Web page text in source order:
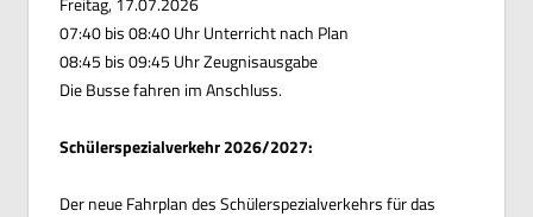
07:40 bis 08:40 Uhr Unterricht nach Plan
08:45 bis 09:45 Uhr Zeugnisausgabe
Die Busse fahren im Anschluss.
Schülerspezialverkehr 2026/2027:
Der neue Fahrplan des Schülerspezialverkehrs für das